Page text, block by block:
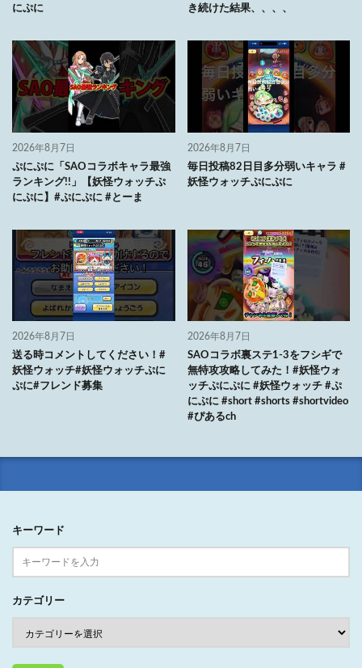
にぷに
き続けた結果、、、、
2026年8月7日
ぷにぷに「SAOコラボキャラ最強
ランキング!!」【妖怪ウォッチぷ
にぷに】#ぷにぷに #とーま
2026年8月7日
毎日投稿82日目多分弱いキャラ #
妖怪ウォッチぷにぷに
2026年8月7日
送る時コメントしてください！#
妖怪ウォッチ#妖怪ウォッチぷに
ぷに#フレンド募集
2026年8月7日
SAOコラボ裏ステ1-3をフシギで
無特攻攻略してみた！#妖怪ウォ
ッチぷにぷに #妖怪ウォッチ #ぷ
にぷに #short #shorts #shortvideo
#ぴあるch
キーワード
カテゴリー